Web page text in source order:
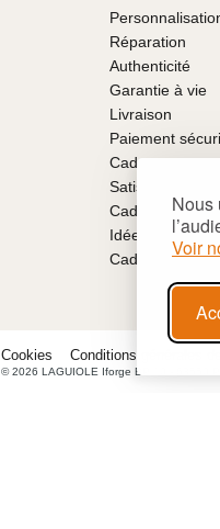
Nous
Voir
Réparation
Authenticité
Garantie à vie
Livraison
Paiement
Cadeaux
Satisfait ou
Cadeaux pour
Idées de
Cadeaux
Cookies Conditions générales de
© 2026 LAGUIOLE Iforge BP 10 - 63550